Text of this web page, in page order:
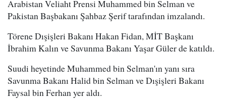
Arabistan Veliaht Prensi Muhammed bin Selman ve
Pakistan Başbakanı Şahbaz Şerif tarafından imzalandı.
Törene Dışişleri Bakanı Hakan Fidan, MİT Başkanı
İbrahim Kalın ve Savunma Bakanı Yaşar Güler de katıldı.
Suudi heyetinde Muhammed bin Selman'ın yanı sıra
Savunma Bakanı Halid bin Selman ve Dışişleri Bakanı
Faysal bin Ferhan yer aldı.